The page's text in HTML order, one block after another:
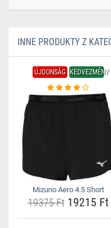
INNE PRODUKTY Z
ÚJDONSÁG KEDVEZMÉNY
Mizuno Aero 4.5 Short
19375 Ft19215 Ft